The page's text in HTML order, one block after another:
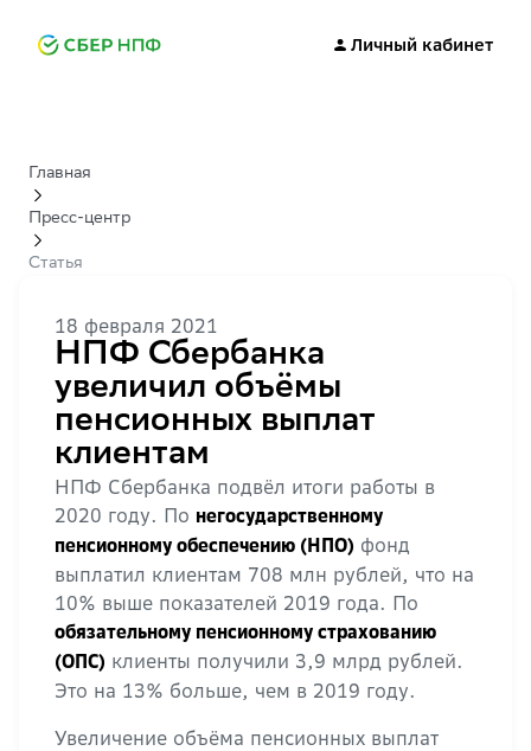
Личный кабинет
Главная
Пресс-центр
Статья
18 февраля 2021
НПФ Сбербанка
увеличил объёмы
пенсионных выплат
клиентам
НПФ Сбербанка подвёл итоги работы в
2020 году. По негосударственному
пенсионному обеспечению (НПО) фонд
выплатил клиентам 708 млн рублей, что на
10% выше показателей 2019 года. По
обязательному пенсионному страхованию
(ОПС) клиенты получили 3,9 млрд рублей.
Это на 13% больше, чем в 2019 году.
Увеличение объёма пенсионных выплат